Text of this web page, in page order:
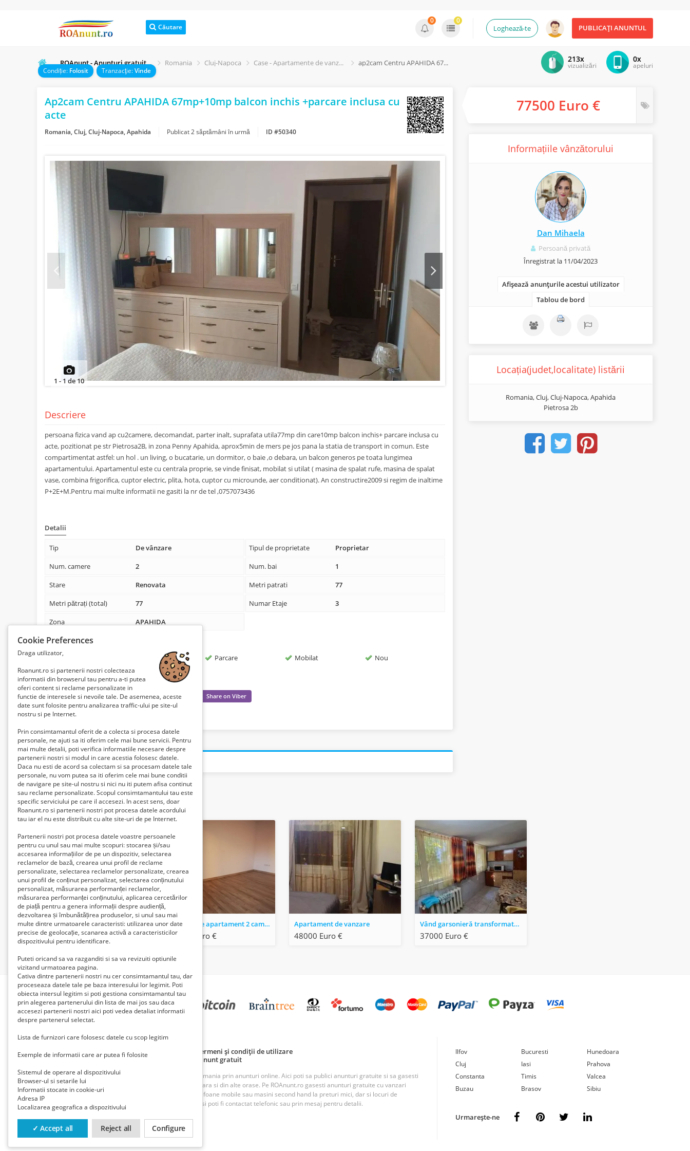
Căutare PUBLICAȚI ANUNTUL
Loghează-te
0 0
ROAnunt - Anunturi gratuite online Romania Cluj-Napoca Case - Apartamente de vanzare ap2cam Centru APAHIDA 67mp+10mp balcon inchis +parcare inclusa cu acte
Condiție: Folosit Tranzacţie:Vinde
0x
apeluri
213x
vizualizări
Ap2cam Centru APAHIDA 67mp+10mp balcon inchis +parcare inclusa cu
acte
Romania, Cluj, Cluj-Napoca, Apahida Publicat2 săptămâni în urmă ID #50340
Next
1 - 1 de 10
Descriere
persoana fizica vand ap cu2camere, decomandat, parter inalt, suprafata utila77mp din care10mp balcon inchis+ parcare inclusa cu
acte, pozitionat pe str Pietrosa2B, in zona Penny Apahida, aprox5min de mers pe jos pana la statia de transport in comun. Este
compartimentat astfel: un hol . un living, o bucatarie, un dormitor, o baie ,o debara, un balcon generos pe toata lungimea
apartamentului. Apartamentul este cu centrala proprie, se vinde finisat, mobilat si utilat ( masina de spalat rufe, masina de spalat
vase, combina frigorifica, cuptor electric, plita, hota, cuptor cu microunde, aer conditionat). An constructire2009 si regim de inaltime
P+2E+M.Pentru mai multe informatii ne gasiti la nr de tel ,0757073436
Detalii
Tip De vânzare Tipul de proprietate
Proprietar
Num. camere
2 Num. bai
1
Stare
Renovata Metri patrati
77
Metri pătrați (total)
77 Numar Etaje
3
Zona
APAHIDA
Alte caracteristici
Incalzire Aer conditionat Parcare Mobilat
Nou
De catre proprietar
77500 Euro €
Informațiile vânzătorului
Dan Mihaela
Persoană privată
Înregistrat la 11/04/2023
Afișează anunțurile acestui utilizator
Tablou de bord
Locația(judet,localitate) listării
Romania, Cluj, Cluj-Napoca, Apahida
Pietrosa 2b
Related listings
Casa de vanzare in valea bolvasnitei
21999 Euro €
De vânzare apartament 2 cam. finisat, in Florești, Jud. Cluj
75500 Euro €
Apartament de vanzare
48000 Euro €
Vând garsonieră transformata in apartament Poarta 6 Constanta
37000 Euro €
Cookie Preferences
Draga utilizator,
Roanunt.ro si partenerii nostri colecteaza
informatii din browserul tau pentru a-ti putea
oferi content si reclame personalizate in
functie de interesele si nevoile tale. De asemenea, aceste
date sunt folosite pentru analizarea traffic-ului pe site-ul
nostru si pe Internet.
Prin consimtamantul oferit de a colecta si procesa datele
personale, ne ajuti sa iti oferim cele mai bune servicii. Pentru
mai multe detalii, poti verifica informatiile necesare despre
partenerii nostri si modul in care acestia folosesc datele.
Daca nu esti de acord sa colectam si sa procesam datele tale
personale, nu vom putea sa iti oferim cele mai bune conditii
de navigare pe site-ul nostru si nici nu iti putem afisa continut
sau reclame personalizate. Scopul consimtamantului tau este
specific serviciului pe care il accesezi. In acest sens, doar
Roanunt.ro si partenerii nostri pot procesa datele acordului
tau iar el nu este distribuit cu alte site-uri de pe Internet.
Partenerii nostri pot procesa datele voastre persoanele
pentru cu unul sau mai multe scopuri: stocarea și/sau
accesarea informațiilor de pe un dispozitiv, selectarea
reclamelor de bază, crearea unui profil de reclame
personalizate, selectarea reclamelor personalizate, crearea
unui profil de conținut personalizat, selectarea conținutului
personalizat, măsurarea performanței reclamelor,
măsurarea performanței conținutului, aplicarea cercetărilor
de piață pentru a genera informații despre audiență,
dezvoltarea și îmbunătățirea produselor, si unul sau mai
multe dintre urmatoarele caracteristi: utilizarea unor date
precise de geolocație, scanarea activă a caracteristicilor
dispozitivului pentru identificare.
Puteti oricand sa va razganditi si sa va revizuiti optiunile
vizitand urmatoarea pagina.
Cativa dintre partenerii nostri nu cer consimtamantul tau, dar
proceseaza datele tale pe baza interesului lor legimit. Poti
obiecta intersul legitim si poti gestiona consimtamantul tau
prin alegerea partenerului din lista de mai jos sau daca
accesezi partenerii nostri aici poti vedea detaliat informatii
despre partenerul selectat.
Lista de furnizori care folosesc datele cu scop legitim
Exemple de informatii care ar putea fi folosite
Sistemul de operare al dispozitivului
Browser-ul si setarile lui
Informatii stocate in cookie-uri
Adresa IP
Localizarea geografica a dispozitivului
✓ Accept all Reject all Configure
PARTENERII NOȘTRI
Politică de confidențialitate Politica cookie
Termeni și condiții de utilizare
Principii de publicare anunț gratuit
Cum adaug anunt gratuit
ROAnunt este o platforma de vanzare si cumparare din Romania prin anunturi online. Aici poti sa publici anunturi gratuite si sa gasesti
oferte foarte bune din Bucuresti, Iasi, Cluj, Craiova, Timisoara si din alte orase. Pe ROAnunt.ro gasesti anunturi gratuite cu vanzari
imobiliare, inchirieri imobiliare, vanzari case, terenuri, telefoane mobile sau masini second hand la preturi mici, dar si locuri de
munca. Cu ROAnunt adaugi anunturi gratuite foarte rapid si poti fi contactat telefonic sau prin mesaj pentru detalii.
Contact Trimite-ne un mail la contact@roanunt.ro
Ilfov Bucuresti
Hunedoara
Cluj
Iasi
Prahova
Constanta
Timis
Valcea
Buzau
Brasov Sibiu
Urmarește-ne